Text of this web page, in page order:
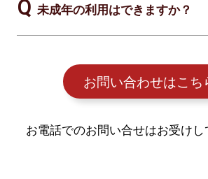
未成年の利用はできますか？
お問い合わせはこち
お電話でのお問い合せはお受けし